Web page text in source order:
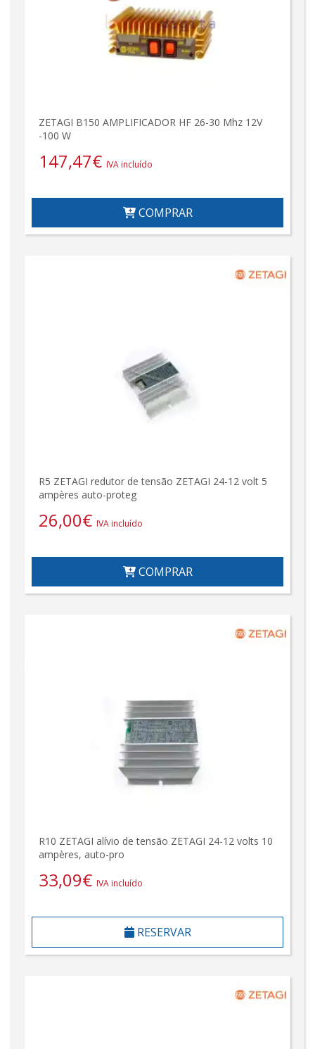
ZETAGI B150 AMPLIFICADOR HF 26-30 Mhz 12V
-100 W
147,47€ IVA incluído
COMPRAR
R5 ZETAGI redutor de tensão ZETAGI 24-12 volt 5
ampères auto-proteg
26,00€ IVA incluído
COMPRAR
R10 ZETAGI alívio de tensão ZETAGI 24-12 volts 10
ampères, auto-pro
33,09€ IVA incluído
RESERVAR